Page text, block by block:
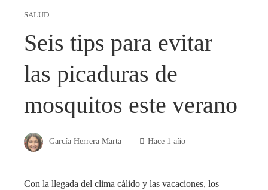
SALUD
Seis tips para evitar
las picaduras de
mosquitos este verano
García Herrera Marta Hace 1 año
Con la llegada del clima cálido y las vacaciones, los